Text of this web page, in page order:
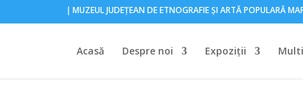
｜MUZEUL JUDEŢEAN DE ETNOGRAFIE ŞI ARTĂ POPULARĂ
Acasă Despre noi Expoziţii